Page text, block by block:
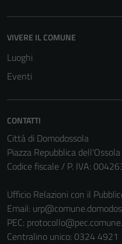
VIVERE IL COMUNE
Luoghi
Eventi
CONTATTI
Città di Domodossola
Piazza Repubblica
Codice fiscale / P. IVA:
Ufficio Relazioni con il
Email:
PEC:
Centralino unico: 0324 4921